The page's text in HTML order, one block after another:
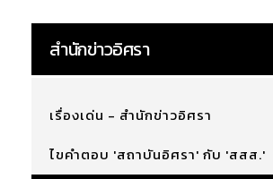
สำนักข่าวอิศรา
เรื่องเด่น - สำนักข่าวอิศรา
ไขคำตอบ 'สถาบันอิศรา' กับ 'สสส.'